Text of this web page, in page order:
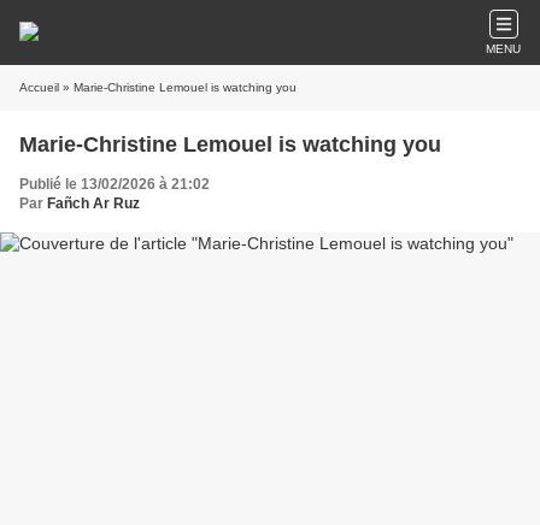
MENU
Accueil » Marie-Christine Lemouel is watching you
Marie-Christine Lemouel is watching you
Publié le 13/02/2026 à 21:02
Par Fañch Ar Ruz